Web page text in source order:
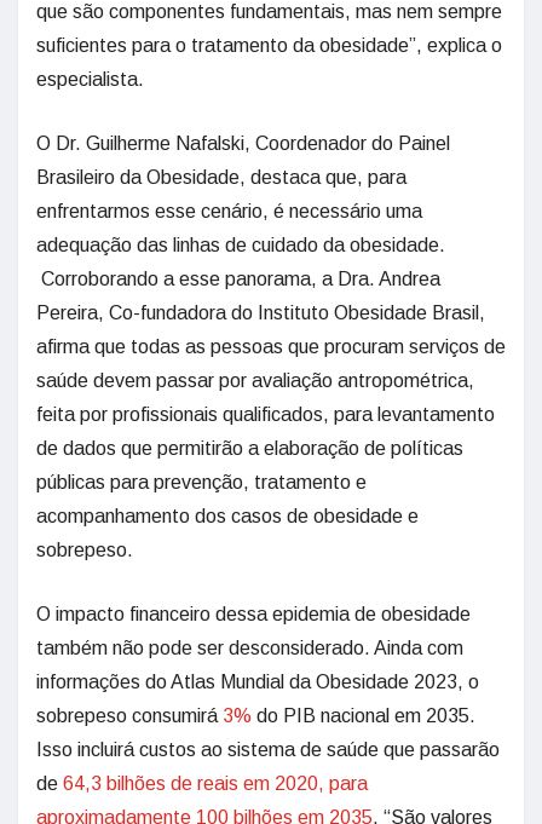
que são componentes fundamentais, mas nem sempre
suficientes para o tratamento da obesidade”, explica o
especialista.
O Dr. Guilherme Nafalski, Coordenador do Painel
Brasileiro da Obesidade, destaca que, para
enfrentarmos esse cenário, é necessário uma
adequação das linhas de cuidado da obesidade.
Corroborando a esse panorama, a Dra. Andrea
Pereira, Co-fundadora do Instituto Obesidade Brasil,
afirma que todas as pessoas que procuram serviços de
saúde devem passar por avaliação antropométrica,
feita por profissionais qualificados, para levantamento
de dados que permitirão a elaboração de políticas
públicas para prevenção, tratamento e
acompanhamento dos casos de obesidade e
sobrepeso.
O impacto financeiro dessa epidemia de obesidade
também não pode ser desconsiderado. Ainda com
informações do Atlas Mundial da Obesidade 2023, o
sobrepeso consumirá 3% do PIB nacional em 2035.
Isso incluirá custos ao sistema de saúde que passarão
de 64,3 bilhões de reais em 2020, para
aproximadamente 100 bilhões em 2035. “São valores